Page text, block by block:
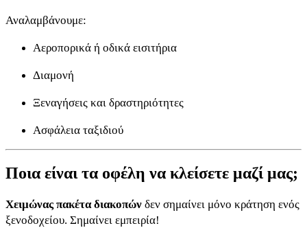
Αναλαμβάνουμε:
Αεροπορικά ή οδικά εισιτήρια
Διαμονή
Ξεναγήσεις και δραστηριότητες
Ασφάλεια ταξιδιού
Ποια είναι τα οφέλη να κλείσετε μαζί μας;
Χειμώνας πακέτα διακοπών δεν σημαίνει μόνο κράτηση ενός
ξενοδοχείου. Σημαίνει εμπειρία!